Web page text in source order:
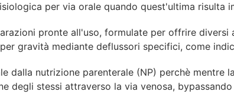
per via orale quando quest'ultima
pronte all'uso, formulate per offrire
gravità mediante deflussori specifici, come
dalla nutrizione parenterale (NP) perchè
degli stessi attraverso la via venosa,